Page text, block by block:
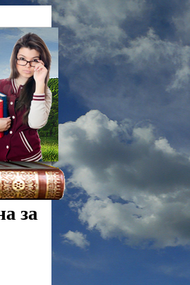
за